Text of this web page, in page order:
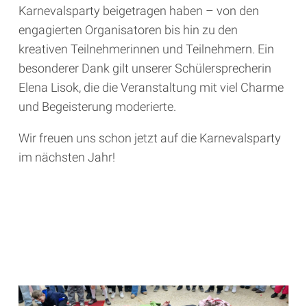
Karnevalsparty beigetragen haben – von den
engagierten Organisatoren bis hin zu den
kreativen Teilnehmerinnen und Teilnehmern. Ein
besonderer Dank gilt unserer Schülersprecherin
Elena Lisok, die die Veranstaltung mit viel Charme
und Begeisterung moderierte.
Wir freuen uns schon jetzt auf die Karnevalsparty
im nächsten Jahr!